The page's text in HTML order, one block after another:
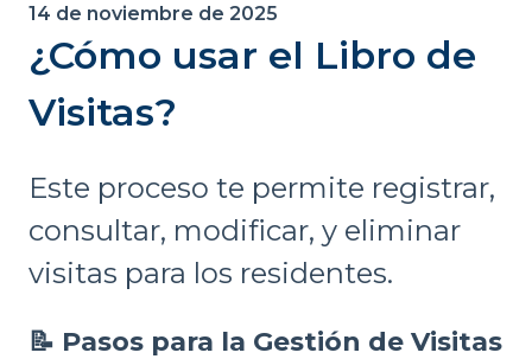
14 de noviembre de 2025
¿Cómo usar el Libro de
Visitas?
Este proceso te permite registrar,
consultar, modificar, y eliminar
visitas para los residentes.
📝 Pasos para la Gestión de Visitas